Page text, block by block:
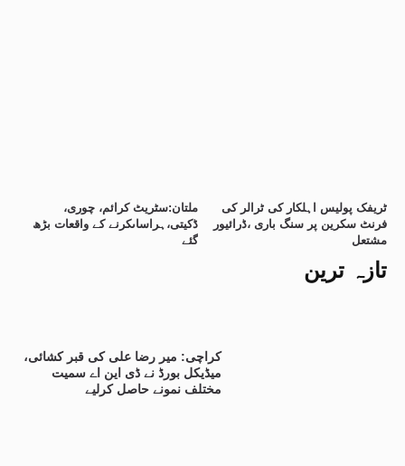
تازہ ترین
کراچی: میر رضا علی کی قبر کشائی،
میڈیکل بورڈ نے ڈی این اے سمیت
مختلف نمونے حاصل کرلیے
ملتان:سٹریٹ کرائم، چوری،
ڈکیتی،ہراساںکرنے کے واقعات بڑھ
گئے
ٹریفک پولیس اہلکار کی ٹرالر کی
فرنٹ سکرین پر سنگ باری ،ڈرائیور
مشتعل